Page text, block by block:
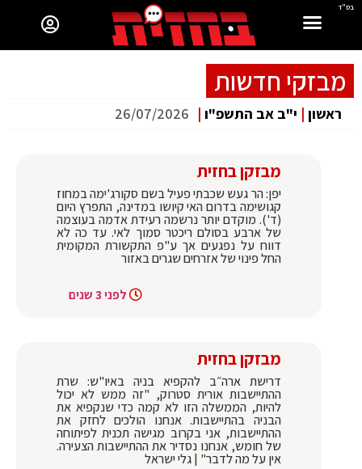
בס"ד
מבזקי חדשות
ראשון | י"ב אב התשפ"ו |
26/07/2026
מבזקן בחזית
יפן: הר געש שכבתי פעיל בשם סקורג'ימה במחוז
קגושימה בדרום האי קיושו במדינה, התפרץ היום
(ד'). מוקדם יותר נרשמה רעידת אדמה בעוצמה
של ארבע בסולם ריכטר סמוך לאי. עד כה לא
דווח על נפגעים אך ע"פ התקשורת המקומית
החל פינוי של אזרחים שגרים באזור
לפני 3 שנים
מבזקן בחזית
דרישת ארה״ב להקפיא בניה באיו"ש: שרת
ההתיישבות אורית סטרוק, "זה ממש לא יכול
להיות, הממשלה הזו לא קמה כדי שנקפיא את
הבניה בהתיישבות. אנחנו הולכים לחזק את
ההתיישבות, אני בקרוב מגישה תכנית לפיתוחה
של חומש, אנחנו נסדיר את ההתיישבות הצעירה.
אין על מה לדבר" | גלי ישראל